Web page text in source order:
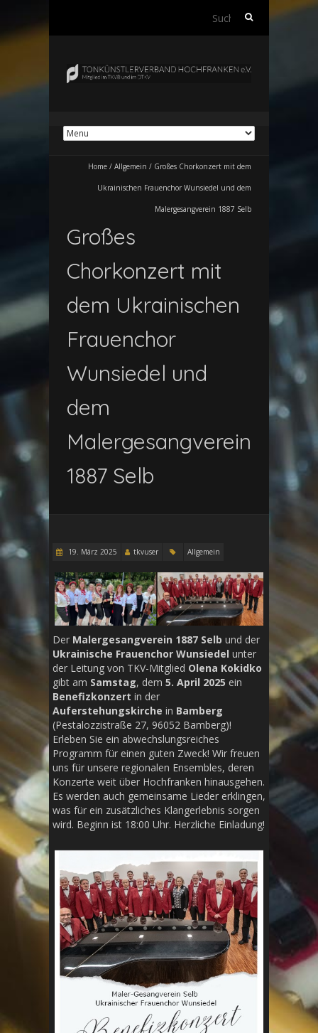
Suchen
Home / Allgemein / Großes Chorkonzert mit dem
Ukrainischen Frauenchor Wunsiedel und dem
Malergesangverein 1887 Selb
Großes
Chorkonzert mit
dem Ukrainischen
Frauenchor
Wunsiedel und
dem
Malergesangverein
1887 Selb
19. März 2025 tkvuser Allgemein
Der Malergesangverein 1887 Selb und der
Ukrainische Frauenchor Wunsiedel unter
der Leitung von TKV-Mitglied Olena Kokidko
gibt am Samstag, dem 5. April 2025 ein
Benefizkonzert in der
Auferstehungskirche in Bamberg
(Pestalozzistraße 27, 96052 Bamberg)!
Erleben Sie ein abwechslungsreiches
Programm für einen guten Zweck! Wir freuen
uns für unsere regionalen Ensembles, deren
Konzerte weit über Hochfranken hinausgehen.
Es werden auch gemeinsame Lieder erklingen,
was für ein zusätzliches Klangerlebnis sorgen
wird. Beginn ist 18:00 Uhr. Herzliche Einladung!